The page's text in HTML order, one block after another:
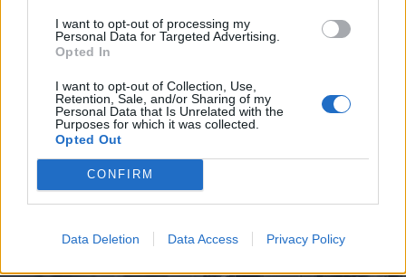
I want to opt-out of processing my
Personal Data for Targeted Advertising.
Opted In
I want to opt-out of Collection, Use,
Retention, Sale, and/or Sharing of my
Personal Data that Is Unrelated with the
Purposes for which it was collected.
Opted Out
CONFIRM
Data Deletion Data Access Privacy Policy
majd kilőtték – videóval